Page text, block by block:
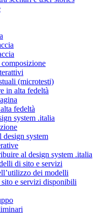
(microtesti)
in alta fedeltà
fedeltà
system .italia
system
al design system .italia
di sito e servizi
dei modelli
e servizi disponibili